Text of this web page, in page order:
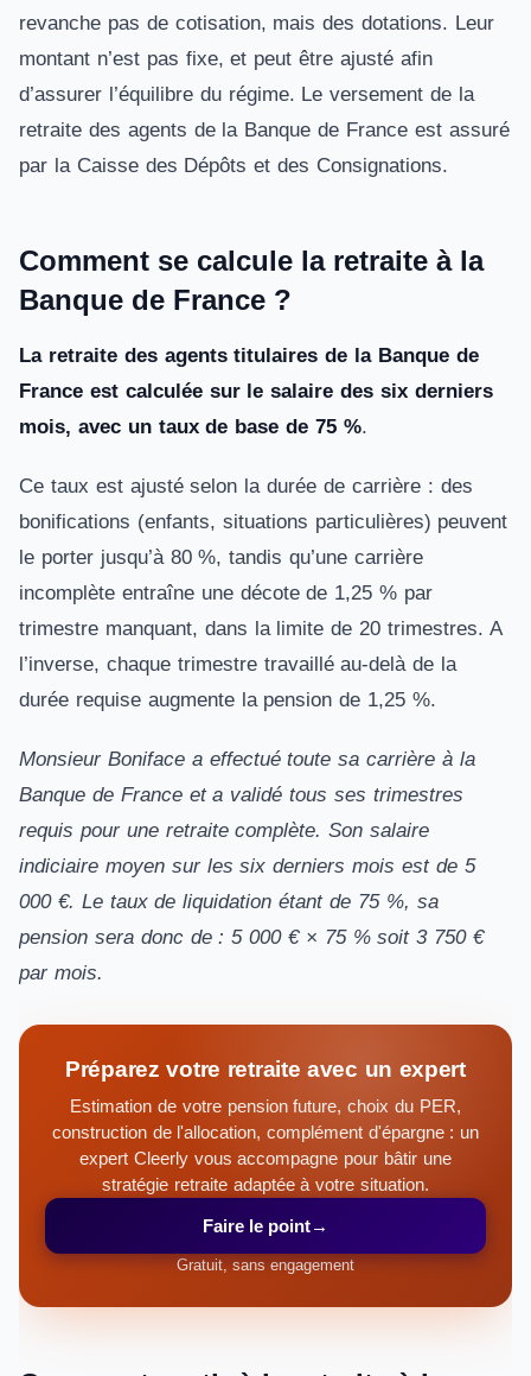
revanche pas de cotisation, mais des dotations. Leur
montant n’est pas fixe, et peut être ajusté afin
d’assurer l’équilibre du régime. Le versement de la
retraite des agents de la Banque de France est assuré
par la Caisse des Dépôts et des Consignations.
Comment se calcule la retraite à la
Banque de France ?
La retraite des agents titulaires de la Banque de
France est calculée sur le salaire des six derniers
mois, avec un taux de base de 75 %.
Ce taux est ajusté selon la durée de carrière : des
bonifications (enfants, situations particulières) peuvent
le porter jusqu’à 80 %, tandis qu’une carrière
incomplète entraîne une décote de 1,25 % par
trimestre manquant, dans la limite de 20 trimestres. A
l’inverse, chaque trimestre travaillé au-delà de la
durée requise augmente la pension de 1,25 %.
Monsieur Boniface a effectué toute sa carrière à la
Banque de France et a validé tous ses trimestres
requis pour une retraite complète. Son salaire
indiciaire moyen sur les six derniers mois est de 5
000 €. Le taux de liquidation étant de 75 %, sa
pension sera donc de : 5 000 € × 75 % soit 3 750 €
par mois.
Préparez votre retraite avec un expert
Estimation de votre pension future, choix du PER,
construction de l'allocation, complément d'épargne : un
expert Cleerly vous accompagne pour bâtir une
stratégie retraite adaptée à votre situation.
Faire le point→
Gratuit, sans engagement